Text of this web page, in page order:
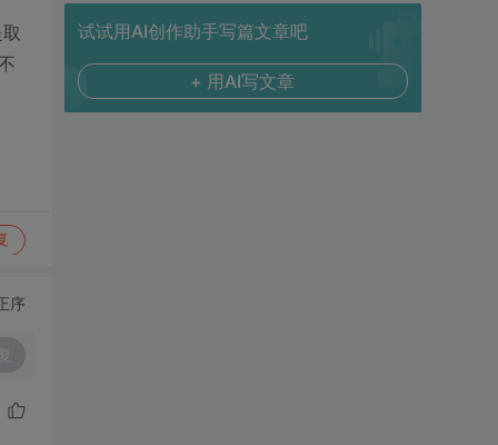
序
试试用AI创作助手写篇文章吧
+ 用AI写文章